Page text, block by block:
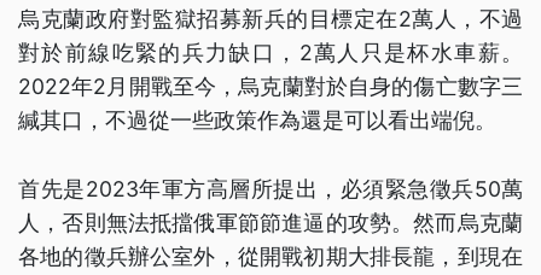
烏克蘭政府對監獄招募新兵的目標定在2萬人，不過
對於前線吃緊的兵力缺口，2萬人只是杯水車薪。
2022年2月開戰至今，烏克蘭對於自身的傷亡數字三
緘其口，不過從一些政策作為還是可以看出端倪。
首先是2023年軍方高層所提出，必須緊急徵兵50萬
人，否則無法抵擋俄軍節節進逼的攻勢。然而烏克蘭
各地的徵兵辦公室外，從開戰初期大排長龍，到現在